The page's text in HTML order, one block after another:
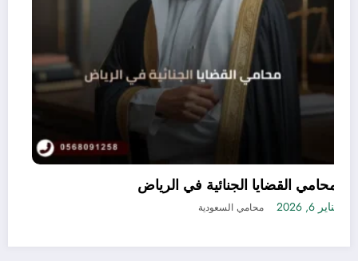
التحكيم في النظام السعودي – دليل
البطلان وأهم الدفوع 2026